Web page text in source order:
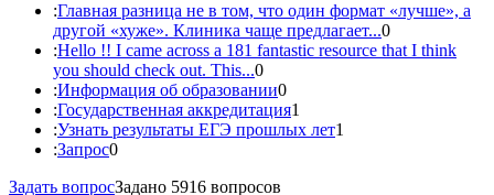
:Главная разница не в том, что один формат «лучше», а
другой «хуже». Клиника чаще предлагает...0
:Hello !! I came across a 181 fantastic resource that I think
you should check out. This...0
:Информация об образовании0
:Государственная аккредитация1
:Узнать результаты ЕГЭ прошлых лет1
:Запрос0
Задать вопросЗадано 5916 вопросов